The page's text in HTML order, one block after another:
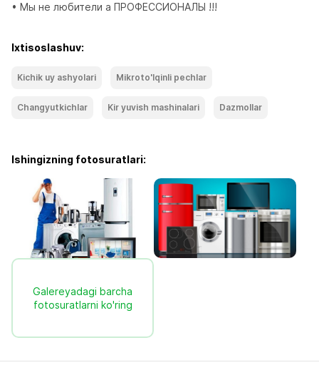
• Мы не любители а ПРОФЕССИОНАЛЫ !!!
Ixtisoslashuv:
Kichik uy ashyolari Mikroto'lqinli pechlar
Changyutkichlar Kir yuvish mashinalari Dazmollar
Ishingizning fotosuratlari:
Galereyadagi barcha
fotosuratlarni ko'ring